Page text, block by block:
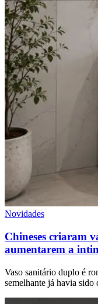
Novidades
Chineses criaram
aumentarem a
Vaso sanitário duplo é
semelhante já havia